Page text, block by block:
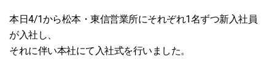
本日4/1から松本・東信営業所にそれぞれ1名ずつ新入社員
が入社し、
それに伴い本社にて入社式を行いました。